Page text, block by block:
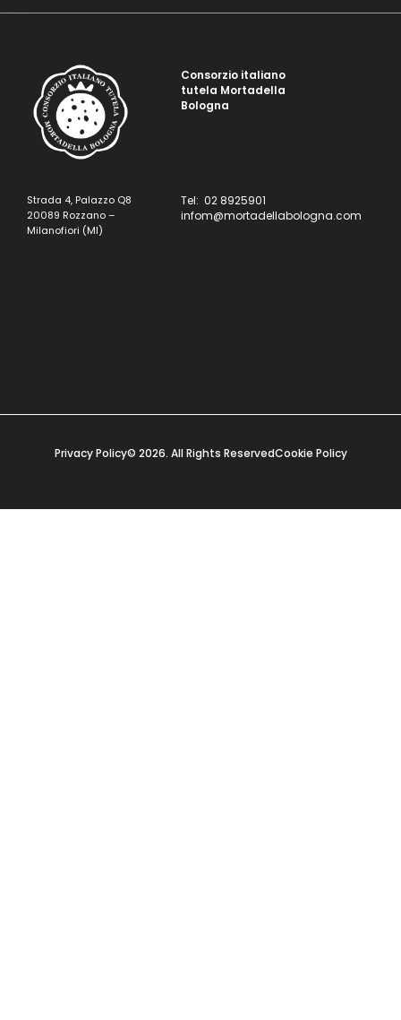
Consorzio italiano
tutela Mortadella
Bologna
Strada 4, Palazzo Q8
20089 Rozzano –
Milanofiori (MI)
Tel: 02 8925901
infom@mortadellabologna.com
Privacy Policy© 2026. All Rights ReservedCookie Policy